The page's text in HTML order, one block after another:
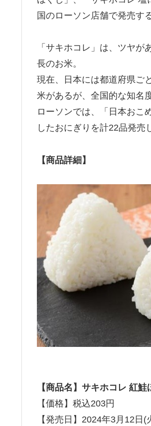
国のローソン店舗で発売する
「サキホコレ」は、ツヤ
長のお米。
現在、日本には都道府県ご
米があるが、全国的な知名
ローソンでは、「日本おこ
したおにぎりを計22品発売
【商品詳細】
【商品名】サキホコレ 紅鮭
【価格】税込203円
【発売日】2024年3月12日(